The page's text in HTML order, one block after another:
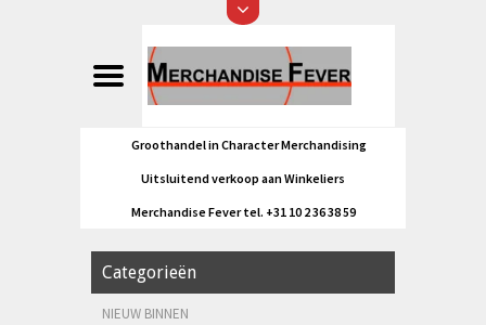
Groothandel in Character Merchandising
Uitsluitend verkoop aan Winkeliers
Merchandise Fever tel. +31 10 2 36 38 59
Categorieën
NIEUW BINNEN